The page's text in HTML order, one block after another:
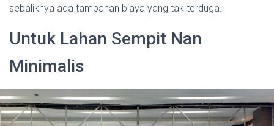
sebaliknya ada tambahan biaya yang tak terduga.
Untuk Lahan Sempit Nan
Minimalis